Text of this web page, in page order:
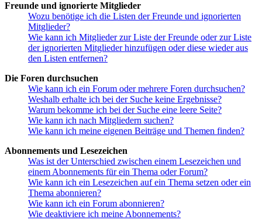
Freunde und ignorierte Mitglieder
Wozu benötige ich die Listen der Freunde und ignorierten
Mitglieder?
Wie kann ich Mitglieder zur Liste der Freunde oder zur Liste
der ignorierten Mitglieder hinzufügen oder diese wieder aus
den Listen entfernen?
Die Foren durchsuchen
Wie kann ich ein Forum oder mehrere Foren durchsuchen?
Weshalb erhalte ich bei der Suche keine Ergebnisse?
Warum bekomme ich bei der Suche eine leere Seite?
Wie kann ich nach Mitgliedern suchen?
Wie kann ich meine eigenen Beiträge und Themen finden?
Abonnements und Lesezeichen
Was ist der Unterschied zwischen einem Lesezeichen und
einem Abonnements für ein Thema oder Forum?
Wie kann ich ein Lesezeichen auf ein Thema setzen oder ein
Thema abonnieren?
Wie kann ich ein Forum abonnieren?
Wie deaktiviere ich meine Abonnements?